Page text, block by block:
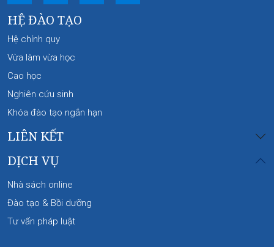
HỆ ĐÀO TẠO
Hệ chính quy
Vừa làm vừa học
Cao học
Nghiên cứu sinh
Khóa đào tạo ngắn hạn
LIÊN KẾT
DỊCH VỤ
Nhà sách online
Đào tạo & Bồi dưỡng
Tư vấn pháp luật